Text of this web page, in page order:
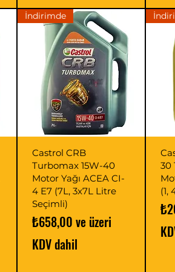
İndirimde
Castrol CRB
Turbomax 15W-40
Motor Yağı ACEA CI-
4 E7 (7L, 3x7L Litre
Seçimli)
₺658,00 ve üzeri
İndirimli Fiyat
KDV dahil
30
(1,